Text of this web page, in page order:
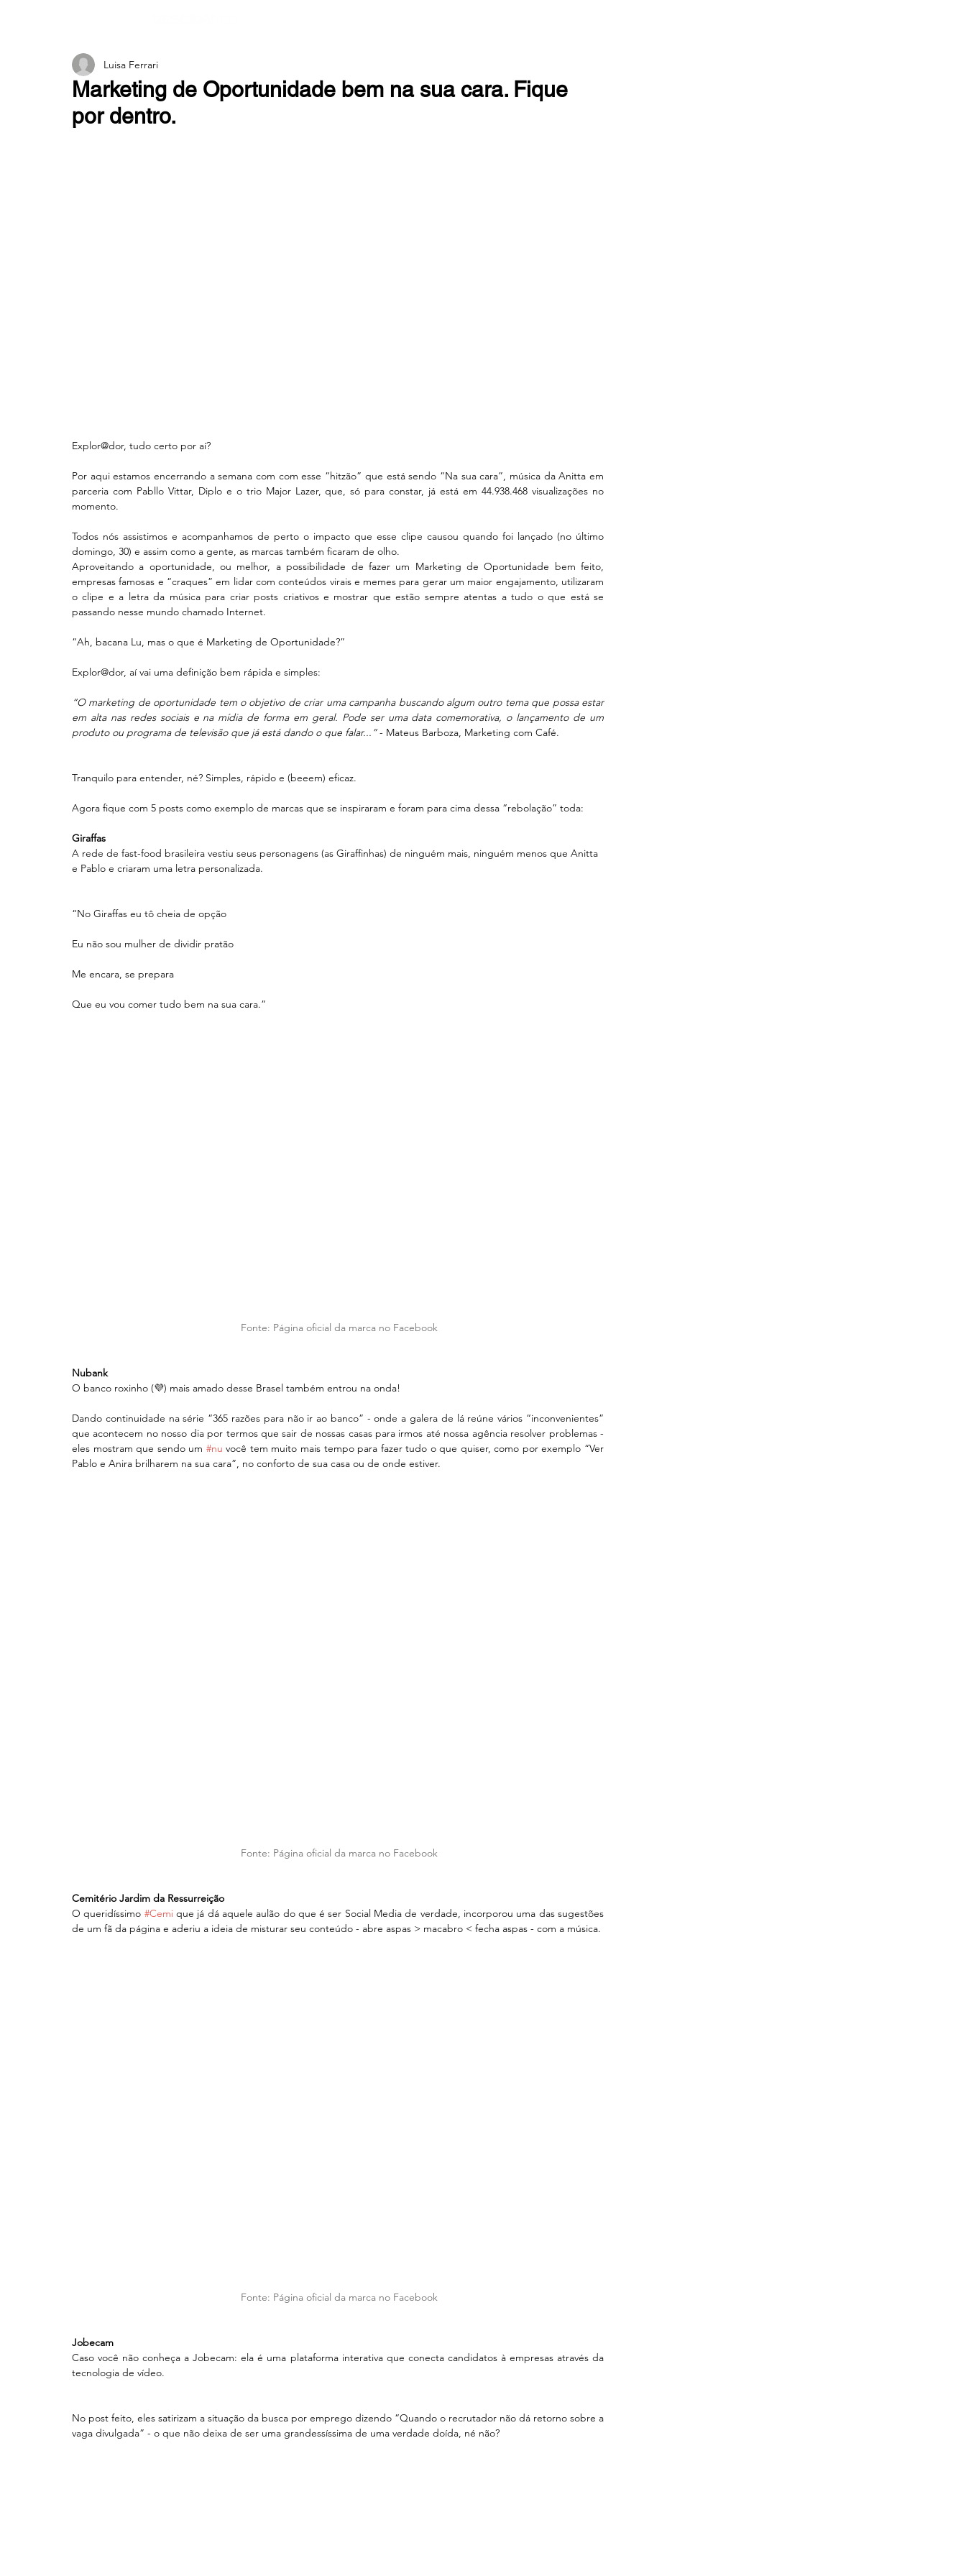
Marketing de Oportunidade bem na sua cara. Fique
por dentro.
Luisa Ferrari
Explor@dor, tudo certo por aí?
Por aqui estamos encerrando a semana com com esse “hitzão” que está sendo “Na sua cara”, música da Anitta em
parceria com Pabllo Vittar, Diplo e o trio Major Lazer, que, só para constar, já está em 44.938.468 visualizações no
momento.
Todos nós assistimos e acompanhamos de perto o impacto que esse clipe causou quando foi lançado (no último
domingo, 30) e assim como a gente, as marcas também ficaram de olho.
Aproveitando a oportunidade, ou melhor, a possibilidade de fazer um Marketing de Oportunidade bem feito,
empresas famosas e “craques” em lidar com conteúdos virais e memes para gerar um maior engajamento, utilizaram
o clipe e a letra da música para criar posts criativos e mostrar que estão sempre atentas a tudo o que está se
passando nesse mundo chamado Internet.
“Ah, bacana Lu, mas o que é Marketing de Oportunidade?”
Explor@dor, aí vai uma definição bem rápida e simples:
“O marketing de oportunidade tem o objetivo de criar uma campanha buscando algum outro tema que possa estar
em alta nas redes sociais e na mídia de forma em geral. Pode ser uma data comemorativa, o lançamento de um
produto ou programa de televisão que já está dando o que falar...” - Mateus Barboza, Marketing com Café.
Tranquilo para entender, né? Simples, rápido e (beeem) eficaz.
Agora fique com 5 posts como exemplo de marcas que se inspiraram e foram para cima dessa “rebolação” toda:
Giraffas
A rede de fast-food brasileira vestiu seus personagens (as Giraffinhas) de ninguém mais, ninguém menos que Anitta
e Pablo e criaram uma letra personalizada.
“No Giraffas eu tô cheia de opção
Eu não sou mulher de dividir pratão
Me encara, se prepara
Que eu vou comer tudo bem na sua cara.”
Fonte: Página oficial da marca no Facebook
Nubank
O banco roxinho (💜) mais amado desse Brasel também entrou na onda!
Dando continuidade na série “365 razões para não ir ao banco” - onde a galera de lá reúne vários “inconvenientes”
que acontecem no nosso dia por termos que sair de nossas casas para irmos até nossa agência resolver problemas -
eles mostram que sendo um #nu você tem muito mais tempo para fazer tudo o que quiser, como por exemplo “Ver
Pablo e Anira brilharem na sua cara”, no conforto de sua casa ou de onde estiver.
Fonte: Página oficial da marca no Facebook
Cemitério Jardim da Ressurreição
O queridíssimo #Cemi que já dá aquele aulão do que é ser Social Media de verdade, incorporou uma das sugestões
de um fã da página e aderiu a ideia de misturar seu conteúdo - abre aspas > macabro < fecha aspas - com a música.
Fonte: Página oficial da marca no Facebook
Jobecam
Caso você não conheça a Jobecam: ela é uma plataforma interativa que conecta candidatos à empresas através da
tecnologia de vídeo.
No post feito, eles satirizam a situação da busca por emprego dizendo “Quando o recrutador não dá retorno sobre a
vaga divulgada” - o que não deixa de ser uma grandessíssima de uma verdade doída, né não?